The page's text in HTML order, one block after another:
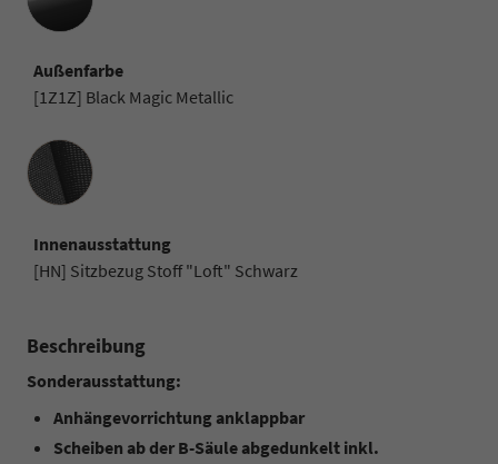
Außenfarbe
[1Z1Z] Black Magic Metallic
Innenausstattung
Innenausstattung
[HN] Sitzbezug Stoff "Loft" Schwarz
Beschreibung
Sonderausstattung:
Anhängevorrichtung anklappbar
Scheiben ab der B-Säule abgedunkelt inkl.